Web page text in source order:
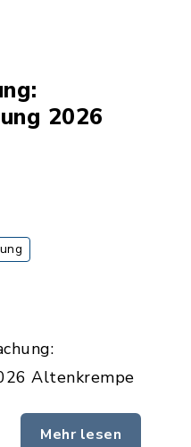
2026
Altenkrempe
Mehr lesen